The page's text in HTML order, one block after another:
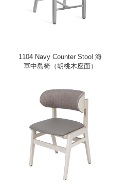
1104 Navy Counter Stool 海
軍中島椅（胡桃木座面）